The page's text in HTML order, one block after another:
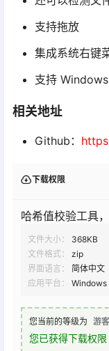
支持拖放
集成系统右键
支持
相关地址
Github：
下载权限
哈希值校验工具
文件大小：
368KB
文件格式：
zip
界面语言：
简体中文
应用平台：
Windows
您当前的等级为 游客
您已获得下载权限